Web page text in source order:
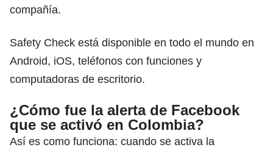
compañía.
Safety Check está disponible en todo el mundo en
Android, iOS, teléfonos con funciones y
computadoras de escritorio.
¿Cómo fue la alerta de Facebook
que se activó en Colombia?
Así es como funciona: cuando se activa la